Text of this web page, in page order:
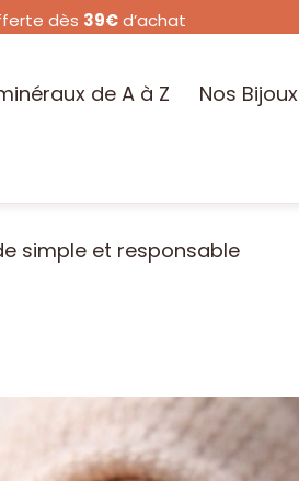
dès 39€d’achat
de A à Z Nos Bijoux
simple et responsable